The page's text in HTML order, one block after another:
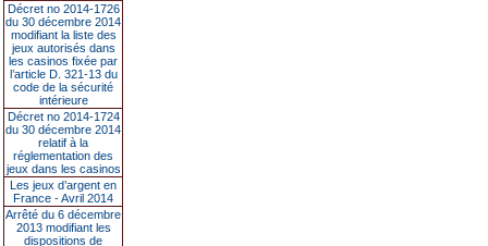
Décret no 2014-1726
du 30 décembre 2014
modifiant la liste des
jeux autorisés dans
les casinos fixée par
l’article D. 321-13 du
code de la sécurité
intérieure
Décret no 2014-1724
du 30 décembre 2014
relatif à la
réglementation des
jeux dans les casinos
Les jeux d’argent en
France - Avril 2014
Arrêté du 6 décembre
2013 modifiant les
dispositions de